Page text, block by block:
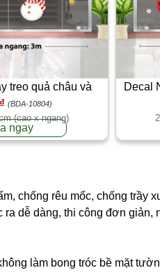
treo quả châu và
trắng
(BDA-10804)
(cao x ngang)
ngay
Decal
chống rêu mốc, chống trầy
dễ dàng, thi công đơn
làm bong tróc bề mặt